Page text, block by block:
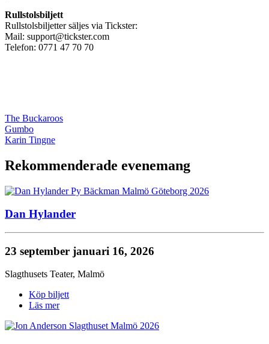
Rullstolsbiljett
Rullstolsbiljetter säljes via Tickster:
Mail: support@tickster.com
Telefon: 0771 47 70 70
The Buckaroos
Gumbo
Karin Tingne
Rekommenderade evenemang
Dan Hylander
23 september januari 16, 2026
Slagthusets Teater, Malmö
Köp biljett
Läs mer